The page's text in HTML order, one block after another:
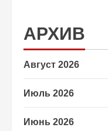
АРХИВ
Август 2026
Июль 2026
Июнь 2026